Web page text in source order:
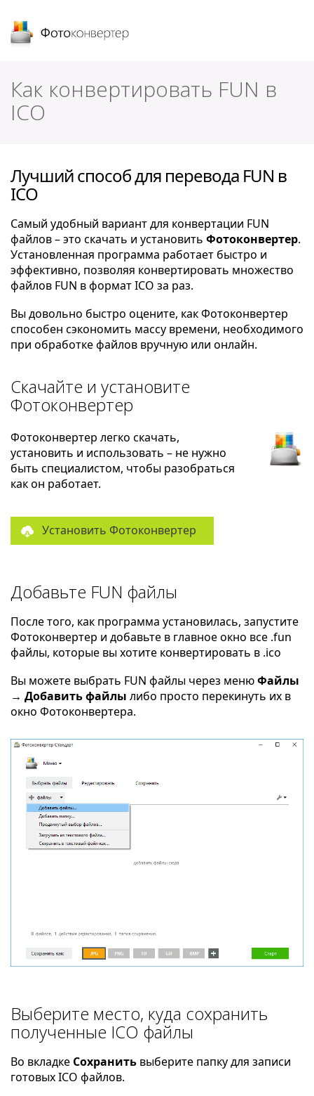
Как конвертировать FUN в
ICO
Лучший способ для перевода FUN в
ICO
Самый удобный вариант для конвертации FUN
файлов – это скачать и установить Фотоконвертер.
Установленная программа работает быстро и
эффективно, позволяя конвертировать множество
файлов FUN в формат ICO за раз.
Вы довольно быстро оцените, как Фотоконвертер
способен сэкономить массу времени, необходимого
при обработке файлов вручную или онлайн.
Скачайте и установите
Фотоконвертер
Фотоконвертер легко скачать,
установить и использовать – не нужно
быть специалистом, чтобы разобраться
как он работает.
Установить Фотоконвертер
Добавьте FUN файлы
После того, как программа установилась, запустите
Фотоконвертер и добавьте в главное окно все .fun
файлы, которые вы хотите конвертировать в .ico
Вы можете выбрать FUN файлы через менюФайлы
→ Добавить файлы либо просто перекинуть их в
окно Фотоконвертера.
Выберите место, куда сохранить
полученные ICO файлы
Во вкладке Сохранить выберите папку для записи
готовых ICO файлов.